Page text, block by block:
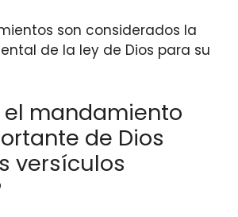
son considerados la
de la ley de Dios para su
el mandamiento
de Dios
versículos